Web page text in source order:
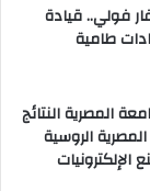
فولي.. قيادة
طامية
المصرية النتائج
الروسية
الإلكترونيات